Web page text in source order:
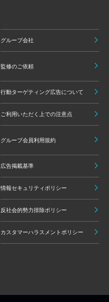
グループ会社
監修のご依頼
行動ターゲティング広告について
ご利用いただく上での注意点
グループ会員利用規約
広告掲載基準
情報セキュリティポリシー
反社会的勢力排除ポリシー
カスタマーハラスメントポリシー